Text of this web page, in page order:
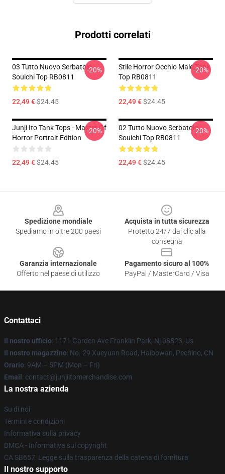
Prodotti correlati
03 Tutto Nuovo Serbatoio
Souichi Top RB0811
22,49 €$24.45
-20%
Stile Horror Occhio Male Tank
Top RB0811
22,49 €$24.45
-20%
Junji Ito Tank Tops - Master Of
Horror Portrait Edition
22,49 €$24.45
-20%
02 Tutto Nuovo Serbatoio
Souichi Top RB0811
22,49 €$24.45
-20%
Spedizione mondiale
Spediamo in oltre 200 paesi
Acquista in tutta sicurezza
Protetto 24/7 dai clic alla
consegna
Garanzia internazionale
Offerto nel paese di utilizzo
Pagamento sicuro al 100%
PayPal / MasterCard / Visa
Contattaci
Il nostro ufficio: 1171 Garden Ave Franklin Park, Nj 08823, Us
Il nostro magazzino: No. 29 Xueyuan Road, Haibowan, Pechino, CN
Orario: 9AM – 5PM (Mon – Fri)
Email : contact@junjiitomerchandise.com
La nostra azienda
Su di noi
Termini e condizioni
Informativa sulla privacy
DMCA - Informativa sul copyright
CA SB657: Legge sulla trasparenza della catena di fornitura
Il nostro supporto